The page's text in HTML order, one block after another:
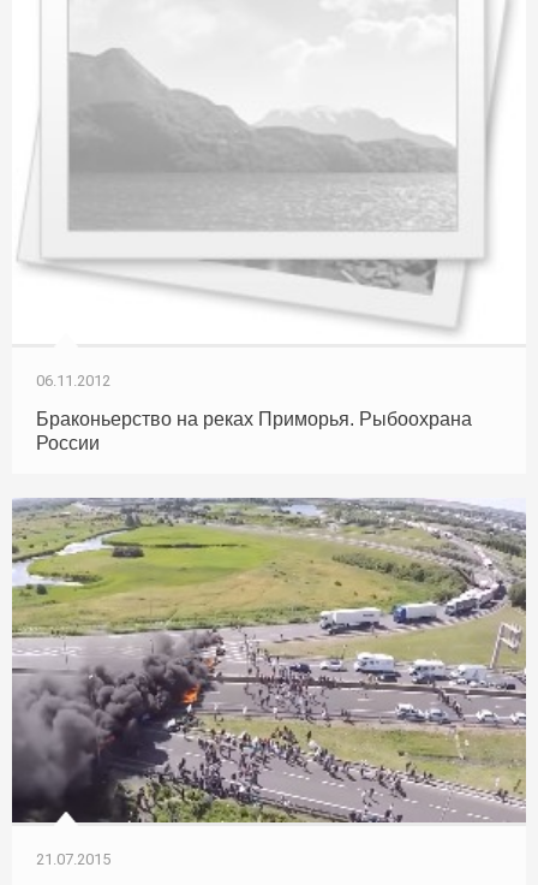
06.11.2012
Браконьерство на реках Приморья. Рыбоохрана
России
21.07.2015